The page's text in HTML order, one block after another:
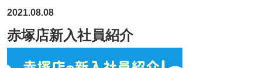
2021.08.08
赤塚店新入社員紹介